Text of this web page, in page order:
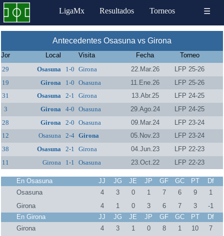
LigaMx Resultados Torneos ☰
Antecedentes Osasuna vs Girona
Jor Local Visita Fecha
Torneo
29
Osasuna 1-0 Girona 22.Mar.26
LFP 25-26
19
Girona 1-0 Osasuna 11.Ene.26
LFP 25-26
31
Osasuna 2-1 Girona 13.Abr.25
LFP 24-25
3
Girona 4-0 Osasuna 29.Ago.24
LFP 24-25
28
Girona 2-0 Osasuna 09.Mar.24
LFP 23-24
12
Osasuna 2-4 Girona 05.Nov.23
LFP 23-24
38
Osasuna 2-1 Girona 04.Jun.23
LFP 22-23
11
Girona 1-1 Osasuna 23.Oct.22 LFP 22-23
En Osasuna JJ JG JE JP GF GC PT
Df
Osasuna
4 3 0 1 7 6 9
1
Girona
4 1 0 3 6 7 3
-1
En Girona
JJ JG JE JP GF GC PT
Df
Girona
4 3 1 0 8 1 10
7